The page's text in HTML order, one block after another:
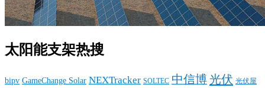
太阳能支架热搜
bipv GameChange Solar NEXTracker SOLTEC 中信博光伏 光伏屋